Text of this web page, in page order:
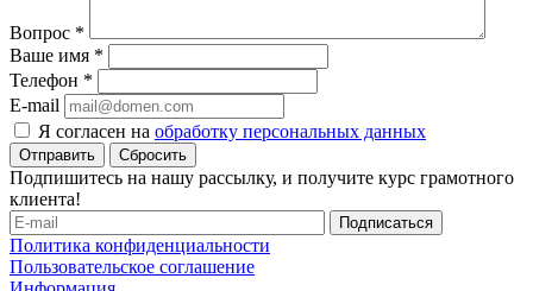
Вопрос *
Ваше имя *
Телефон *
E-mail
Я согласен на обработку персональных данных
Сбросить
Подпишитесь на нашу рассылку, и получите курс грамотного
клиента!
Политика конфиденциальности
Пользовательское соглашение